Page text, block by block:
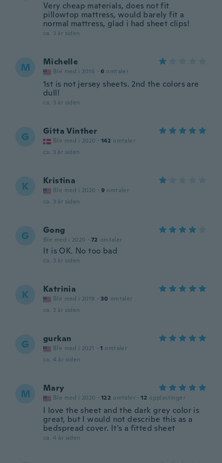
Very cheap materials, does not fit
pillowtop mattress, would barely fit a
normal mattress, glad i had sheet clips!
ca. 3 år siden
M Michelle
Ble med i 2016 · 6 omtaler
1st is not jersey sheets. 2nd the colors are
dull!
ca. 3 år siden
G Gitta Vinther
Ble med i 2020 · 142 omtaler
ca. 3 år siden
K Kristina
Ble med i 2020 · 9 omtaler
ca. 3 år siden
G Gong
Ble med i 2020 · 72 omtaler
It is OK. No too bad
ca. 3 år siden
K Katrinia
Ble med i 2019 · 30 omtaler
ca. 3 år siden
G gurkan
Ble med i 2021 · 1 omtaler
ca. 4 år siden
M Mary
Ble med i 2020 · 122 omtaler · 12 opplastinger
I love the sheet and the dark grey color is
great, but I would not describe this as a
bedspread cover. It's a fitted sheet
ca. 4 år siden